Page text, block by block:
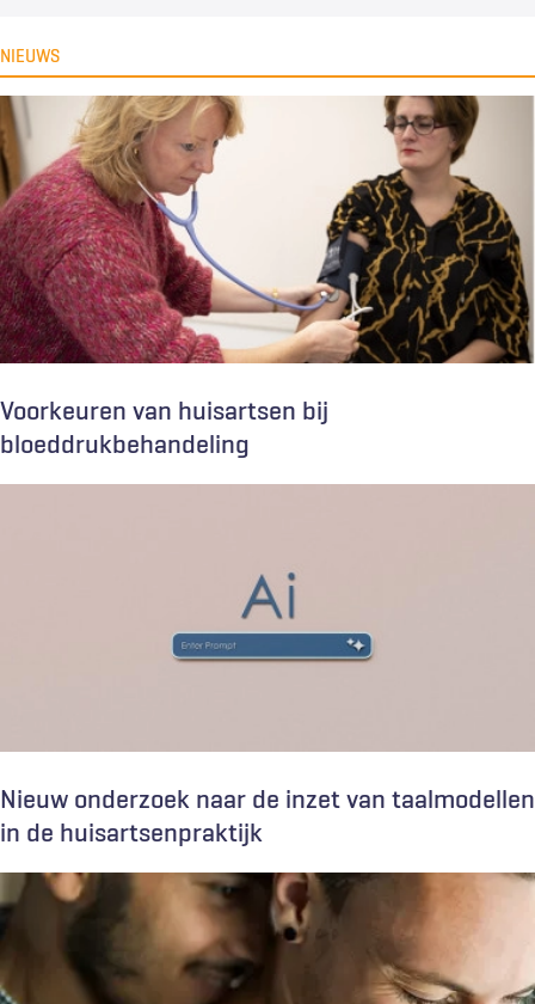
NIEUWS
Voorkeuren van huisartsen bij
bloeddrukbehandeling
Nieuw onderzoek naar de inzet van taalmodellen
in de huisartsenpraktijk